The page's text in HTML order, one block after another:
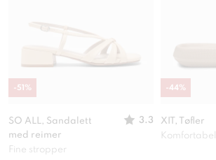
SO ALL, Sandalett
med reimer
3.3
Fine stropper
-51 %
XIT, Tøfler
Komfortabel
-44 %